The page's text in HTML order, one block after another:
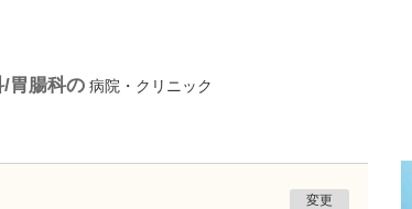
/胃腸科の 病院・クリニック
変更